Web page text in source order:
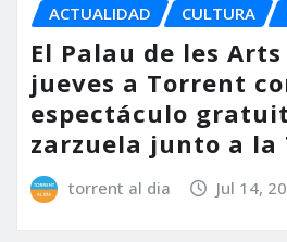
ACTUALIDAD CULTURA
El Palau de les
jueves a Torrent
espectáculo
zarzuela junto a la
torrent al dia Jul 14,